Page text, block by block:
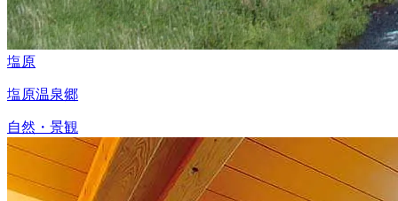
塩原
塩原温泉郷
自然・景観